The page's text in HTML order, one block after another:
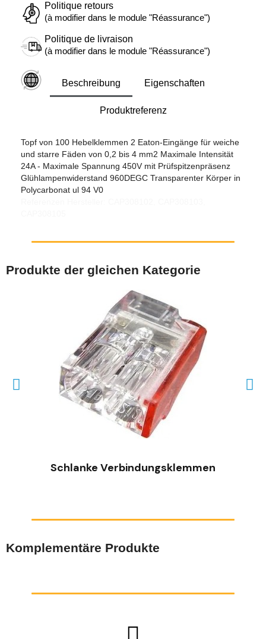
Politique retours
(à modifier dans le module "Réassurance")
Politique de livraison
(à modifier dans le module "Réassurance")
Beschreibung Eigenschaften
Produktreferenz
Topf von 100 Hebelklemmen 2 Eaton-Eingänge für weiche
und starre Fäden von 0,2 bis 4 mm2 Maximale Intensität
24A - Maximale Spannung 450V mit Prüfspitzenpräsenz
Glühlampenwiderstand 960DEGC Transparenter Körper in
Polycarbonat ul 94 V0
Produkte der gleichen Kategorie
SCHNELLANSICHT
Schlanke Verbindungsklemmen
Komplementäre Produkte